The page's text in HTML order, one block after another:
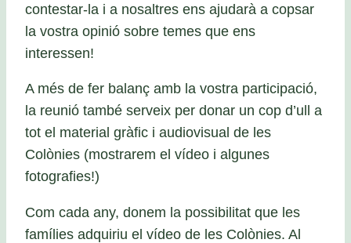
contestar-la i a nosaltres ens ajudarà a copsar
la vostra opinió sobre temes que ens
interessen!
A més de fer balanç amb la vostra participació,
la reunió també serveix per donar un cop d’ull a
tot el material gràfic i audiovisual de les
Colònies (mostrarem el vídeo i algunes
fotografies!)
Com cada any, donem la possibilitat que les
famílies adquiriu el vídeo de les Colònies. Al